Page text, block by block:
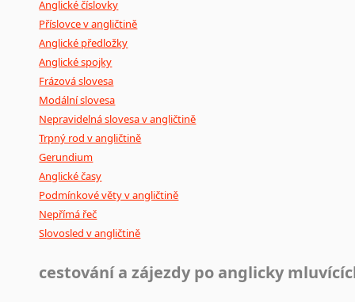
Anglické číslovky
Příslovce v angličtině
Anglické předložky
Anglické spojky
Frázová slovesa
Modální slovesa
Nepravidelná slovesa v angličtině
Trpný rod v angličtině
Gerundium
Anglické časy
Podmínkové věty v angličtině
Nepřímá řeč
Slovosled v angličtině
cestování a zájezdy po anglicky